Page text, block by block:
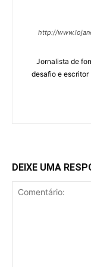
http://
Jornalista de
desafio e escritor
DEIXE UMA